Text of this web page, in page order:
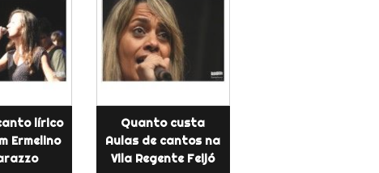
lírico
Ermelino
Quanto custa
Aulas de cantos na
Vila Regente Feijó